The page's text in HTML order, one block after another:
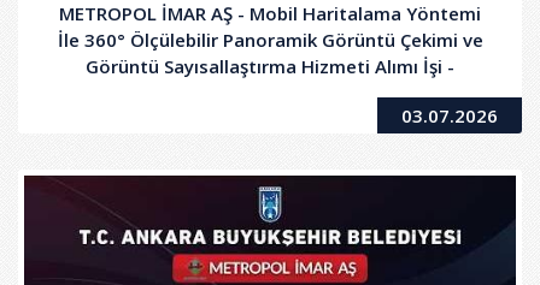
METROPOL İMAR AŞ - Mobil Haritalama Yöntemi
İle 360° Ölçülebilir Panoramik Görüntü Çekimi ve
Görüntü Sayısallaştırma Hizmeti Alımı İşi -
03.07.2026